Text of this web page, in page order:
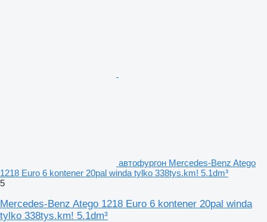
автофургон Mercedes-Benz Atego
1218 Euro 6 kontener 20pal winda tylko 338tys.km! 5.1dm³
5
Mercedes-Benz Atego 1218 Euro 6 kontener 20pal winda
tylko 338tys.km! 5.1dm³